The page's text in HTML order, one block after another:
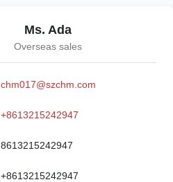
Ms. Ada
Overseas sales
chm017@szchm.com
+8613215242947
8613215242947
+8613215242947